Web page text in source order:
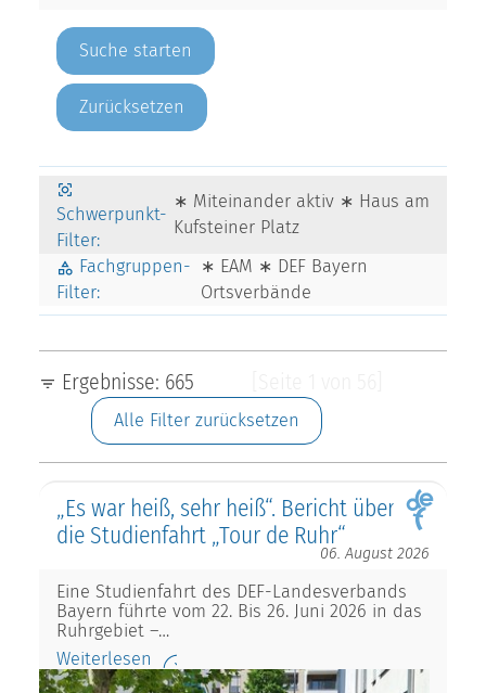
Zurücksetzen
Schwerpunkt-
Filter:
∗ Miteinander aktiv ∗ Haus am
Kufsteiner Platz
Fachgruppen-
Filter:
∗ EAM ∗ DEF Bayern
Ortsverbände
Ergebnisse: 665
Alle Filter zurücksetzen
„Es war heiß, sehr heiß“. Bericht über
die Studienfahrt „Tour de Ruhr“
06. August 2026
Eine Studienfahrt des DEF-Landesverbands
Bayern führte vom 22. Bis 26. Juni 2026 in das
Ruhrgebiet –…
Weiterlesen